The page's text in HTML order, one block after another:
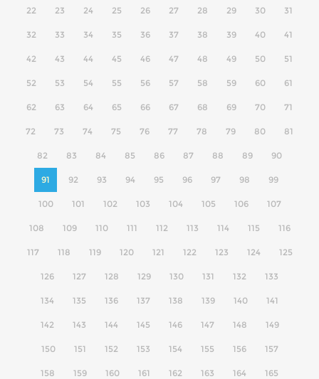
22 23 24 25 26 27 28 29 30 31
32 33 34 35 36 37 38 39 40 41
42 43 44 45 46 47 48 49 50 51
52 53 54 55 56 57 58 59 60 61
62 63 64 65 66 67 68 69 70 71
72 73 74 75 76 77 78 79 80 81
82 83 84 85 86 87 88 89 90
91 92 93 94 95 96 97 98 99
100 101 102 103 104 105 106 107
108 109 110 111 112 113 114 115 116
117 118 119 120 121 122 123 124 125
126 127 128 129 130 131 132 133
134 135 136 137 138 139 140 141
142 143 144 145 146 147 148 149
150 151 152 153 154 155 156 157
158 159 160 161 162 163 164 165